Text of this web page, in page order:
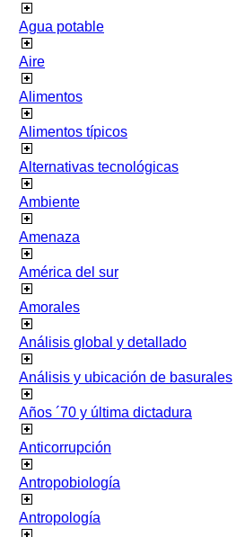
Agua potable
Aire
Alimentos
Alimentos típicos
Alternativas tecnológicas
Ambiente
Amenaza
América del sur
Amorales
Análisis global y detallado
Análisis y ubicación de basurales
Años ´70 y última dictadura
Anticorrupción
Antropobiología
Antropología